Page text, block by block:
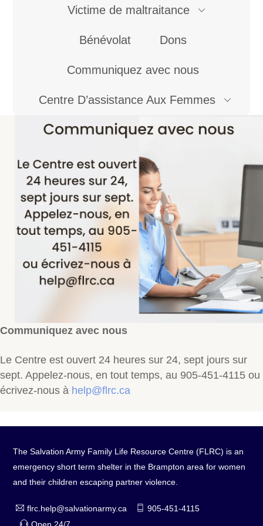
Victime de maltraitance
Bénévolat Dons
Communiquez avec nous
Centre D’assistance Aux Femmes
Communiquez avec nous
Le Centre est ouvert 24 heures sur 24, sept jours sur
sept. Appelez-nous, en tout temps, au 905-451-4115 ou
écrivez-nous à help@flrc.ca
The Salvation Army Family Life Resource Centre (FLRC) is an
emergency short term shelter in the Brampton area for women
and their children escaping partner violence.
flrc.help@salvationarmy.ca
905-451-4115